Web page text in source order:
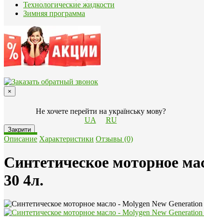
Технологические жидкости
Зимняя программа
×
Не хочете перейти на українську мову?
UA
RU
Закрити
Описание Характеристики Отзывы (0)
Синтетическое моторное
30 4л.